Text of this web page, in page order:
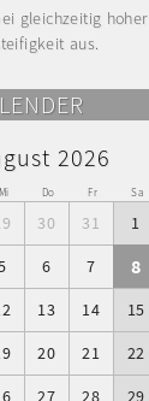
gleichzeitig hoher
aus.
2026
Mi Do Fr Sa
30 31 1
6 7 8
13 14 15
20 21 22